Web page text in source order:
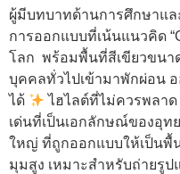
ผู้มีบทบาทด้านการศึกษาแ
การออกแบบที่เน้นแนวคิด
โลก พร้อมพื้นที่สีเขียวขนา
บุคคลทั่วไปเข้ามาพักผ่อน
ได้
ไฮไลต์ที่ไม่ควรพลาด
เด่นที่เป็นเอกลักษณ์ของอุท
ใหญ่ ที่ถูกออกแบบให้เป็นพื้
มุมสูง เหมาะสำหรับถ่ายรู